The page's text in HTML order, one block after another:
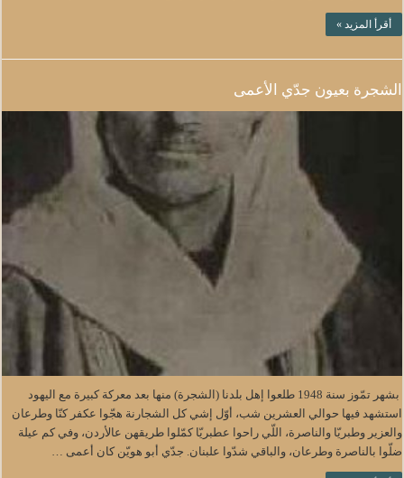
أقرأ المزيد »
الشجرة بعيون جدّي الأعمى
بشهر تمّوز سنة 1948 طلعوا إهل بلدنا (الشجرة) منها بعد معركة كبيرة مع اليهود
استشهد فيها حوالي العشرين شب، أوّل إشي كل الشجارنة هجّوا عكفر كنّا وطرعان
والعزير وطبريّا والناصرة، اللّي راحوا عطبريّا كمّلوا طريقهن عالأردن، وفي كم عيلة
ضلّوا بالناصرة وطرعان، والباقي شدّوا علبنان. جدّي أبو هويّن كان أعمى …